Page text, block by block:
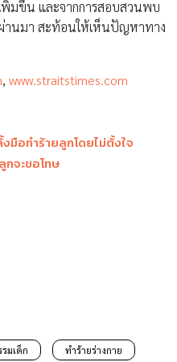
มขึ้น และจากการสอบสวนพบ
านมา สะท้อนให้เห็นปัญหาทาง
, www.straitstimes.com
มือทำร้ายลูกโดยไม่ตั้งใจ
จะขอโทษ
มเด็ก ทำร้ายร่างกาย